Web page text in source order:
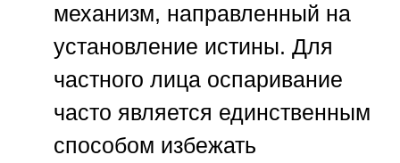
механизм, направленный на
установление истины. Для
частного лица оспаривание
часто является единственным
способом избежать